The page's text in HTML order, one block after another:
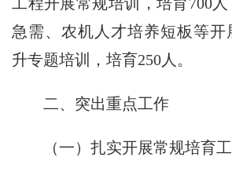
急需、农机人才培养短板等开
升专题培训，培育250人。
二、突出重点工作
（一）扎实开展常规培育